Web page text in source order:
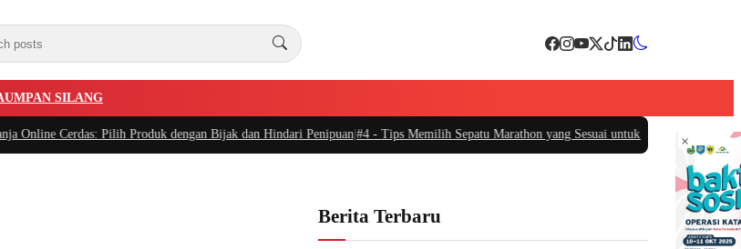
UMPAN SILANG
Cerdas: Pilih Produk dengan Bijak dan Hindari Penipuan|#4 -Tips Memilih Sepatu Marathon yang Sesuai untuk Menunjang
Berita Terbaru
×